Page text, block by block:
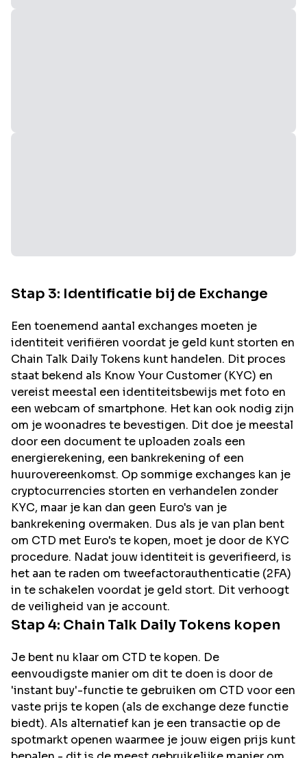
Stap 3: Identificatie bij de Exchange
Een toenemend aantal exchanges moeten je
identiteit verifiëren voordat je geld kunt storten en
Chain Talk DailyTokens kunt handelen. Dit proces
staat bekend als Know Your Customer (KYC) en
vereist meestal een identiteitsbewijs met foto en
een webcam of smartphone. Het kan ook nodig zijn
om je woonadres te bevestigen. Dit doe je meestal
door een document te uploaden zoals een
energierekening, een bankrekening of een
huurovereenkomst. Op sommige exchanges kan je
cryptocurrencies storten en verhandelen zonder
KYC, maar je kan dan geen Euro's van je
bankrekening overmaken. Dus als je van plan bent
om CTD met Euro's te kopen, moet je door de KYC
procedure. Nadat jouw identiteit is geverifieerd, is
het aan te raden om tweefactorauthenticatie (2FA)
in te schakelen voordat je geld stort. Dit verhoogt
de veiligheid van je account.
Stap 4: Chain Talk Daily Tokens kopen
Je bent nu klaar om CTD te kopen. De
eenvoudigste manier om dit te doen is door de
'instant buy'-functie te gebruiken om CTD voor een
vaste prijs te kopen (als de exchange deze functie
biedt). Als alternatief kan je een transactie op de
spotmarkt openen waarmee je jouw eigen prijs kunt